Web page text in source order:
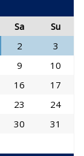
Sa
Su
2
3
9
10
16
17
23
24
30 31